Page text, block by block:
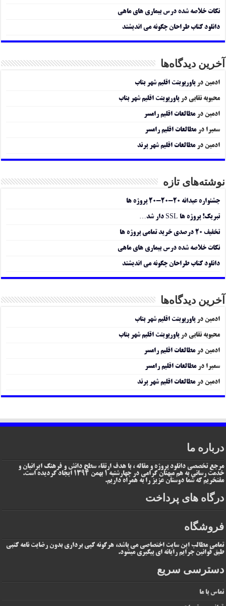
نکات خلاصه شده درس بیماری های ماهی
دانلود کتاب طراحان چگونه می اندیشند
آخرین دیدگاه‌ها
ادمین درپاورپوینت اقلیم شهر بناب
محبوبه نقابی درپاورپوینت اقلیم شهر بناب
ادمین درمطالعات اقلیم رامسر
سمیرا درمطالعات اقلیم رامسر
ادمین درمطالعات اقلیم شهر پرند
نوشته‌های تازه
جشنواره عیدانه ۲۰-۲۰-۲۰ پروژه ها
تبریک! پروژه ها SSL دار شد…
تخفیف ۲۰ درصدی خرید تمامی پروژه ها
نکات خلاصه شده درس بیماری های ماهی
دانلود کتاب طراحان چگونه می اندیشند
آخرین دیدگاه‌ها
ادمین درپاورپوینت اقلیم شهر بناب
محبوبه نقابی درپاورپوینت اقلیم شهر بناب
ادمین درمطالعات اقلیم رامسر
سمیرا درمطالعات اقلیم رامسر
ادمین درمطالعات اقلیم شهر پرند
درباره ما
مرجع تخصصی دانلود پروژه و مقاله ، با هدف ارتقاء سطح دانش و فرهنگ ایرانیان و
خدمت رسانی به هم میهنان گرامی در چهارشنبه 1 بهمن 1394 ایجاد گردیده است.
مفتخریم که شما دوستان عزیز را به همراه داریم.
درگاه های پرداخت
فروشگاه
تمامی مطالب این سایت اختصاصی می باشد، هرگونه کپی برداری بدون رضایت نامه کتبی
طبق قوانین جرایم رایانه ای پیگیری میشود.
دسترسی سریع
تماس با ما